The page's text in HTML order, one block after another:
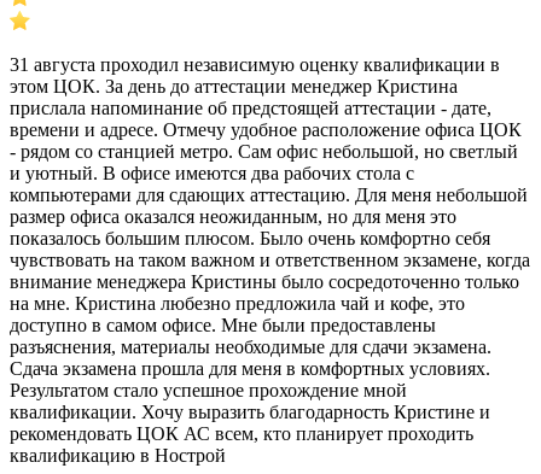
31 августа проходил независимую оценку квалификации в
этом ЦОК. За день до аттестации менеджер Кристина
прислала напоминание об предстоящей аттестации - дате,
времени и адресе. Отмечу удобное расположение офиса ЦОК
- рядом со станцией метро. Сам офис небольшой, но светлый
и уютный. В офисе имеются два рабочих стола с
компьютерами для сдающих аттестацию. Для меня небольшой
размер офиса оказался неожиданным, но для меня это
показалось большим плюсом. Было очень комфортно себя
чувствовать на таком важном и ответственном экзамене, когда
внимание менеджера Кристины было сосредоточенно только
на мне. Кристина любезно предложила чай и кофе, это
доступно в самом офисе. Мне были предоставлены
разъяснения, материалы необходимые для сдачи экзамена.
Сдача экзамена прошла для меня в комфортных условиях.
Результатом стало успешное прохождение мной
квалификации. Хочу выразить благодарность Кристине и
рекомендовать ЦОК АС всем, кто планирует проходить
квалификацию в Нострой